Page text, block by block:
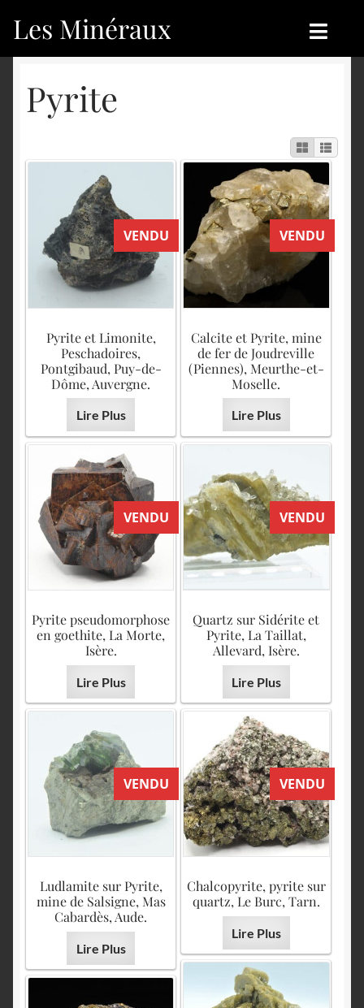
Aller
à
Aller
au
Les Minéraux
Catégories
Mon compte
English
Boutique
Achat
Contactez-nous
Pyrite
VENDU
Pyrite et Limonite,
Peschadoires,
Pontgibaud, Puy-de-
Dôme, Auvergne.
Lire Plus
VENDU
Calcite et Pyrite, mine
de fer de Joudreville
(Piennes), Meurthe-et-
Moselle.
Lire Plus
VENDU
Pyrite pseudomorphose
en goethite, La Morte,
Isère.
Lire Plus
VENDU
Quartz sur Sidérite et
Pyrite, La Taillat,
Allevard, Isère.
Lire Plus
VENDU
Ludlamite sur Pyrite,
mine de Salsigne, Mas
Cabardès, Aude.
Lire Plus
VENDU
Chalcopyrite, pyrite sur
quartz, Le Burc, Tarn.
Lire Plus